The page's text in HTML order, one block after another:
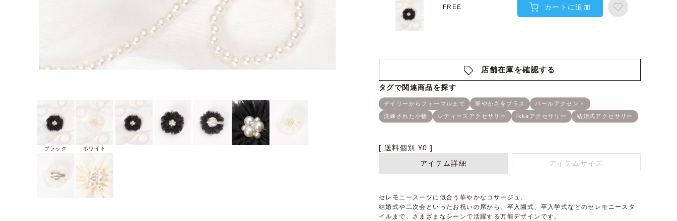
ブラック ホワイト
FREE カートに追加
店舗在庫を確認する
送料個別 ¥0
アイテム詳細
アイテムサイズ
セレモニースーツに似合う華やかなコサージュ。
結婚式や二次会といったお祝いの席から、卒入園式、卒入学式などのセレモニースタ
イルまで、さまざまなシーンで活躍する万能デザインです。